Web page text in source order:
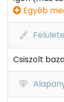
Egyéb
Csiszolt